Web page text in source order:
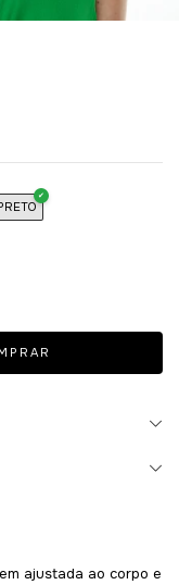
ajustada ao corpo e